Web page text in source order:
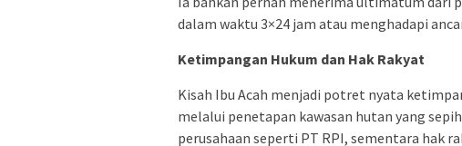
dalam waktu 3×24 jam atau menghadapi
Ketimpangan Hukum dan Hak Rakyat
Kisah Ibu Acah menjadi potret nyata
melalui penetapan kawasan hutan yang
perusahaan seperti PT RPI, sementara hak